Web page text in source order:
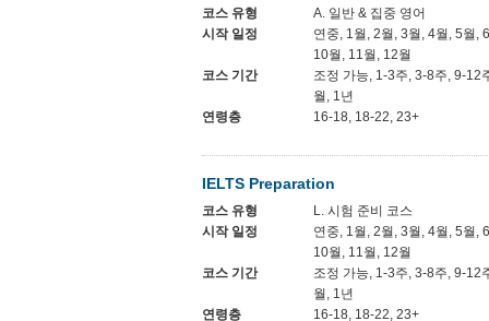
코스 유형
A. 일반 & 집중 영어
시작 일정
연중, 1월, 2월, 3월, 4월, 5월,
10월, 11월, 12월
코스 기간
조정 가능, 1-3주, 3-8주, 9-12
월, 1년
연령층
16-18, 18-22, 23+
IELTS Preparation
코스 유형
L. 시험 준비 코스
시작 일정
연중, 1월, 2월, 3월, 4월, 5월,
10월, 11월, 12월
코스 기간
조정 가능, 1-3주, 3-8주, 9-12
월, 1년
연령층
16-18, 18-22, 23+